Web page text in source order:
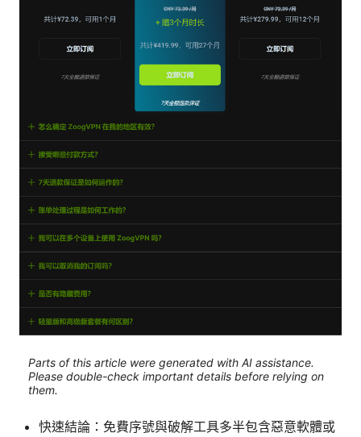
Parts of this article were generated with AI assistance.
Please double-check important details before relying on
them.
快速結論：免費序號與破解工具多半包含惡意軟體或